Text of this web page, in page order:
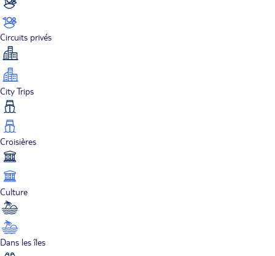
Circuits privés
City Trips
Croisières
Culture
Dans les îles